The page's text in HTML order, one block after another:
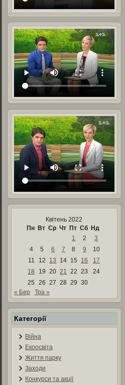
Квітень 2022
Пн Вт Ср Чт Пт Сб Нд
1
2
3
4
5 6 7 8 9
10
11
12 13 14 15 16
17
18
19 20 21 22 23
24
25
26 27 28 29
30
« Бер
Тра »
Категорії
Війна
Екоосвіта
Життя парку
Заходи
Конкурси та акції